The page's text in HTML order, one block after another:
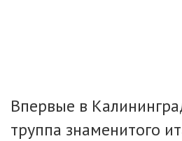
Впервые в
труппа знаменитого